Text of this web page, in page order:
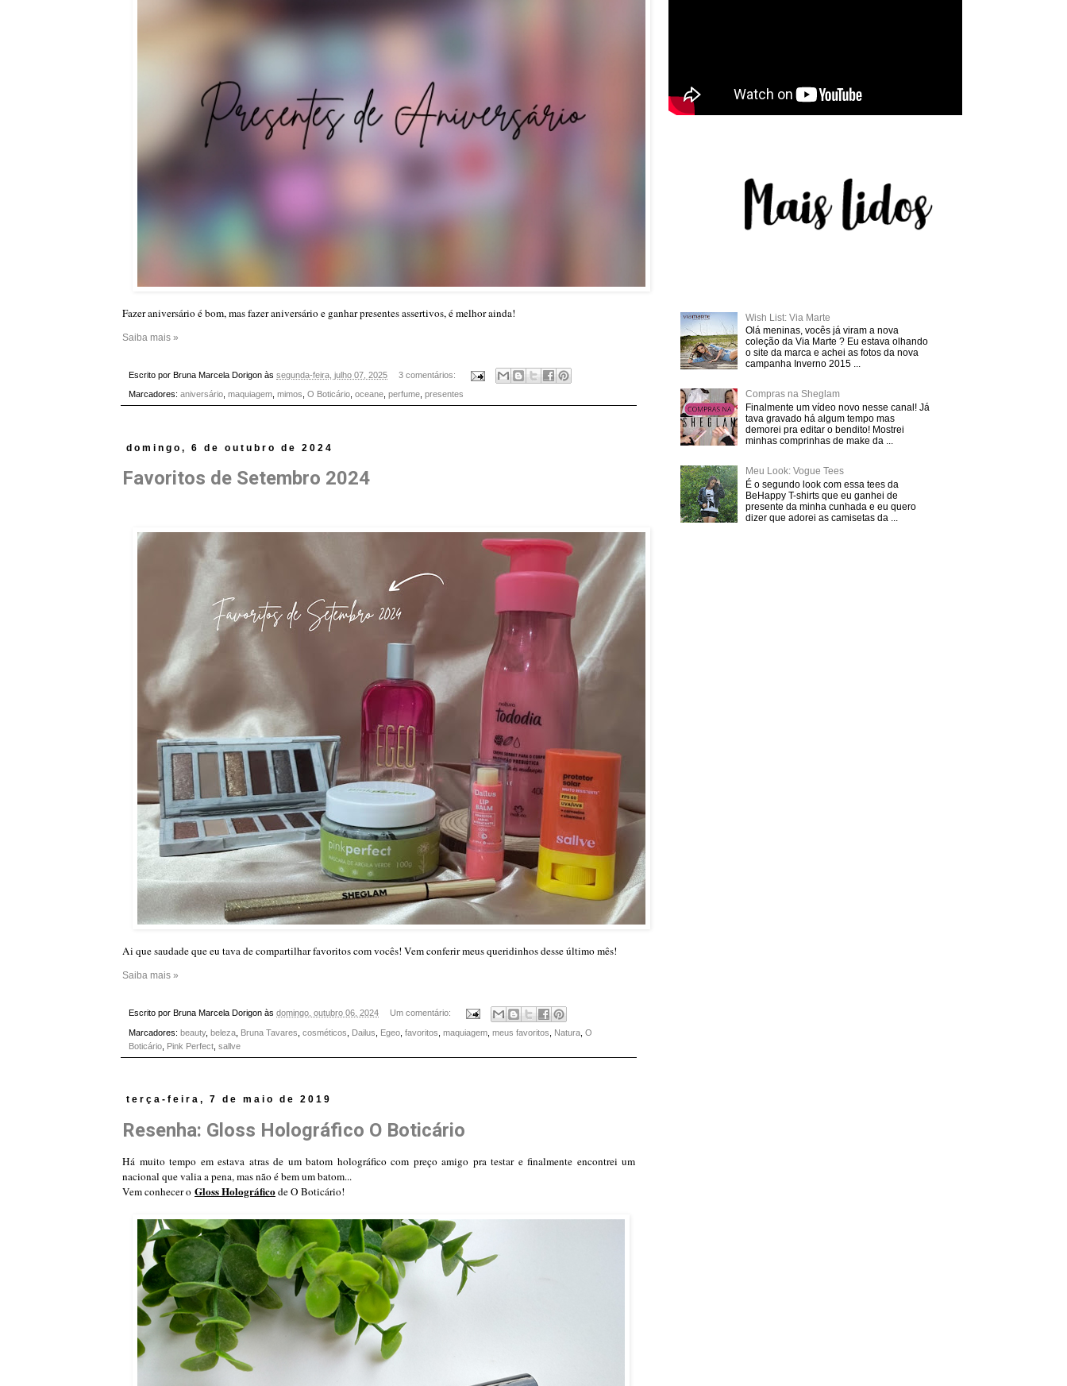
Fazer aniversário é bom, mas fazer aniversário e ganhar presentes assertivos, é melhor ainda!
Saiba mais »
Escrito por Bruna Marcela Dorigon às segunda-feira, julho 07, 2025 3 comentários:
Marcadores: aniversário maquiagem mimos O Boticário oceane perfume presentes
domingo, 6 de outubro de 2024
Favoritos de Setembro 2024
Ai que saudade que eu tava de compartilhar favoritos com vocês! Vem conferir meus queridinhos desse último mês!
Saiba mais »
Escrito por Bruna Marcela Dorigon às domingo, outubro 06, 2024 Um comentário:
Marcadores: beauty, beleza Bruna Tavares cosméticos Dailus Egeo favoritos maquiagem meus favoritos Natura O
Boticário Pink Perfect sallve
terça-feira, 7 de maio de 2019
Resenha: Gloss Holográfico O Boticário
Há muito tempo em estava atras de um batom holográfico com preço amigo pra testar e finalmente encontrei um
nacional que valia a pena, mas não é bem um batom...
Vem conhecer o Gloss Holográficode O Boticário!
Wish List: Via Marte
Olá meninas, vocês já viram a nova
coleção da Via Marte ? Eu estava olhando
o site da marca e achei as fotos da nova
campanha Inverno 2015 ...
Compras na Sheglam
Finalmente um vídeo novo nesse canal! Já
tava gravado há algum tempo mas
demorei pra editar o bendito! Mostrei
minhas comprinhas de make da ...
Meu Look: Vogue Tees
É o segundo look com essa tees da
BeHappy T-shirts que eu ganhei de
presente da minha cunhada e eu quero
dizer que adorei as camisetas da ...